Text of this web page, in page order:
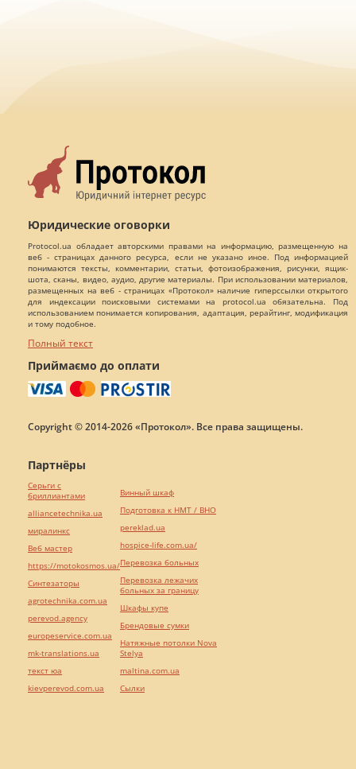
Юридические оговорки
Protocol.ua обладает авторскими правами на информацию, размещенную на
веб - страницах данного ресурса, если не указано иное. Под информацией
понимаются тексты, комментарии, статьи, фотоизображения, рисунки, ящик-
шота, сканы, видео, аудио, другие материалы. При использовании материалов,
размещенных на веб - страницах «Протокол» наличие гиперссылки открытого
для индексации поисковыми системами на protocol.ua обязательна. Под
использованием понимается копирования, адаптация, рерайтинг, модификация
и тому подобное.
Полный текст
Приймаємо до оплати
Copyright © 2014-2026 «Протокол». Все права защищены.
Партнёры
Серьги с
бриллиантами
alliancetechnika.ua
миралинкс
Веб мастер
https://motokosmos.ua/
Синтезаторы
agrotechnika.com.ua
perevod.agency
europeservice.com.ua
mk-translations.ua
текст юа
kievperevod.com.ua
Винный шкаф
Подготовка к НМТ / ВНО
pereklad.ua
hospice-life.com.ua/
Перевозка больных
Перевозка лежачих
больных за границу
Шкафы купе
Брендовые сумки
Натяжные потолки Nova
Stelya
maltina.com.ua
Cылки